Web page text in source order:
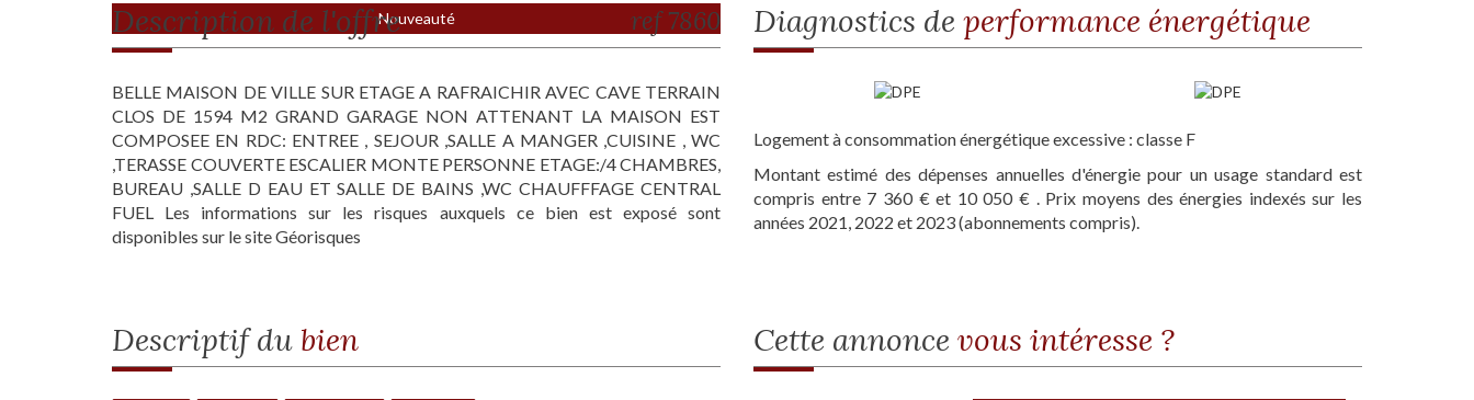
Nouveauté
description de l'offre ref 7860
BELLE MAISON DE VILLE SUR ETAGE A RAFRAICHIR AVEC CAVE TERRAIN
CLOS DE 1594 M2 GRAND GARAGE NON ATTENANT LA MAISON EST
COMPOSEE EN RDC: ENTREE , SEJOUR ,SALLE A MANGER ,CUISINE , WC
,TERASSE COUVERTE ESCALIER MONTE PERSONNE ETAGE:/4 CHAMBRES,
BUREAU ,SALLE D EAU ET SALLE DE BAINS ,WC CHAUFFFAGE CENTRAL
FUEL Les informations sur les risques auxquels ce bien est exposé sont
disponibles sur le site Géorisques
diagnostics de performance énergétique
Logement à consommation énergétique excessive : classe F
Montant estimé des dépenses annuelles d'énergie pour un usage standard est
compris entre 7 360 € et 10 050 € . Prix moyens des énergies indexés sur les
années 2021, 2022 et 2023 (abonnements compris).
descriptif du bien cette annonce vous intéresse ?